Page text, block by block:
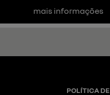
mais informações
POLÍTICA